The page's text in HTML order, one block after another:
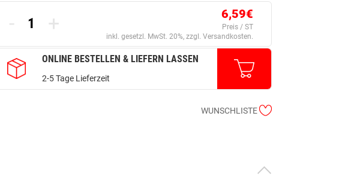
- + 6,59€
Preis / ST
inkl. gesetzl. MwSt. 20%, zzgl. Versandkosten.
ONLINE BESTELLEN & LIEFERN LASSEN
2-5 Tage Lieferzeit
WUNSCHLISTE